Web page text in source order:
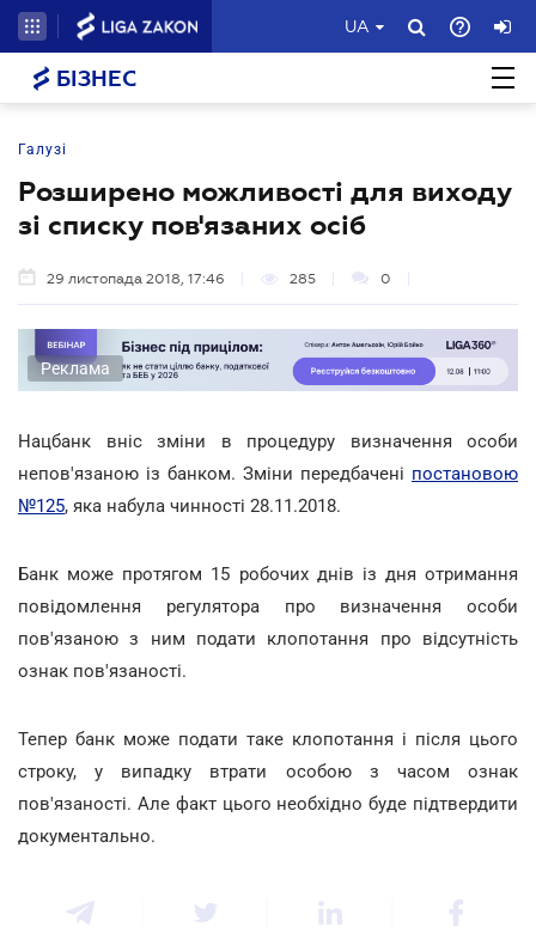
UA
БІЗНЕС
Галузі
Розширено можливості для виходу
зі списку пов'язаних осіб
29 листопада 2018, 17:46 285 0
Реклама
Нацбанк вніс зміни в процедуру визначення особи
непов'язаною із банком. Зміни передбачені постановою
№125, яка набула чинності 28.11.2018.
Банк може протягом 15 робочих днів із дня отримання
повідомлення регулятора про визначення особи
пов'язаною з ним подати клопотання про відсутність
ознак пов'язаності.
Тепер банк може подати таке клопотання і після цього
строку, у випадку втрати особою з часом ознак
пов'язаності. Але факт цього необхідно буде підтвердити
документально.